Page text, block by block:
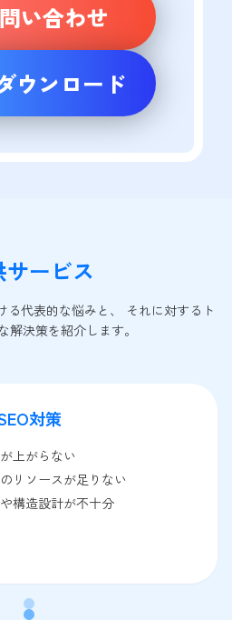
い合わせ
ウンロード
サービス
る代表的な悩みと、 それに対するト
解決策を紹介します。
対策
上がらない
リソースが足りない
構造設計が不十分